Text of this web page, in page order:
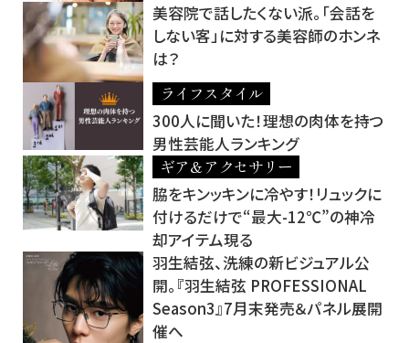
美容院で話したくない派。「会話を
しない客」に対する美容師のホンネ
は？
ライフスタイル
300人に聞いた！理想の肉体を持つ
男性芸能人ランキング
ギア＆アクセサリー
脇をキンッキンに冷やす！リュックに
付けるだけで“最大-12℃”の神冷
却アイテム現る
羽生結弦、洗練の新ビジュアル公
開。『羽生結弦 PROFESSIONAL
Season3』7月末発売＆パネル展開
催へ